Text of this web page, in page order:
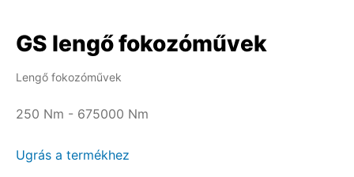
GS lengő fokozóművek
Lengő fokozóművek
250 Nm - 675000 Nm
Ugrás a termékhez